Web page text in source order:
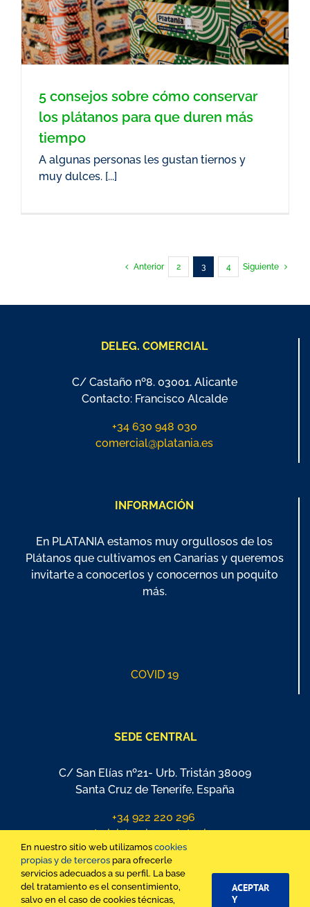
5 consejos sobre cómo conservar
los plátanos para que duren más
tiempo
A algunas personas les gustan tiernos y
muy dulces. [...]
Anterior 2 3 4 Siguiente
DELEG. COMERCIAL
C/ Castaño nº8. 03001. Alicante
Contacto: Francisco Alcalde
+34 630 948 030
comercial@platania.es
INFORMACIÓN
En PLATANIA estamos muy orgullosos de los
Plátanos que cultivamos en Canarias y queremos
invitarte a conocerlos y conocernos un poquito
más.
COVID 19
SEDE CENTRAL
C/ San Elías nº21- Urb. Tristán 38009
Santa Cruz de Tenerife, España
+34 922 220 296
administracion@platania.es
En nuestro sitio web utilizamos cookies
propias y de terceros para ofrecerle
servicios adecuados a su perfil. La base
del tratamiento es el consentimiento,
salvo en el caso de cookies técnicas,
ACEPTAR
Y